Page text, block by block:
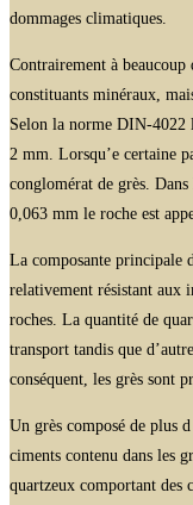
dommages climatiques.
Contrairement à beaucoup
constituants minéraux,
Selon la norme DIN-4022
2 mm. Lorsqu’e certaine
conglomérat de grès.
0,063 mm le roche est
La composante principale
relativement résistant aux
roches. La quantité de
transport tandis que
conséquent, les grès sont
Un grès composé de plus
ciments contenu dans les
quartzeux comportant des